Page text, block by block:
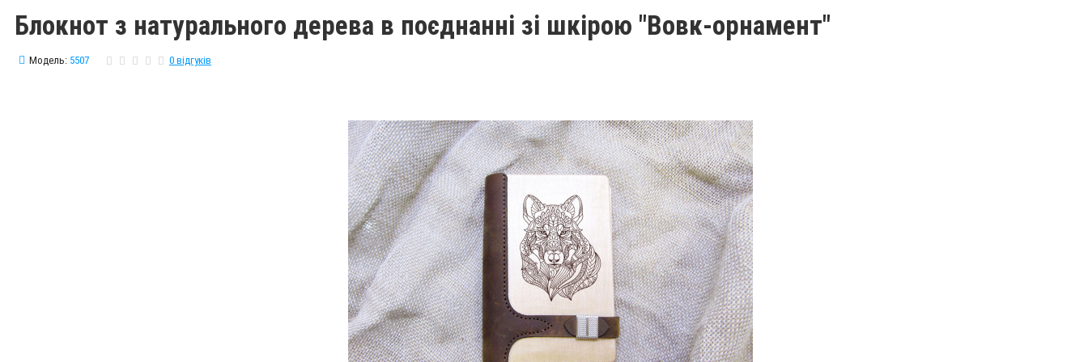
Блокнот з натурального дерева в поєднанні зі шкірою "Вовк-орнамент"
Модель: 5507 0 відгуків